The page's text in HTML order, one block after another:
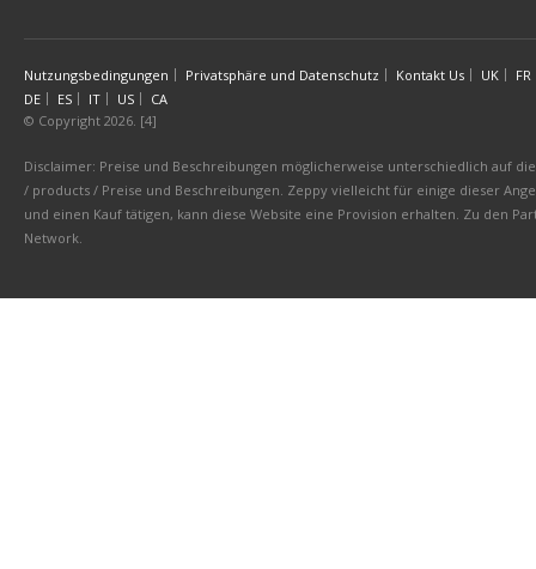
Nutzungsbedingungen Privatsphäre und Datenschutz Kontakt Us UK
FR
DE
ES IT US
CA
© Copyright 2026. [4]
Disclaimer: Preise und Beschreibungen möglicherweise unterschiedlich auf
/ products / Preise und Beschreibungen. Zeppy vielleicht für einige dieser
und einen Kauf tätigen, kann diese Website eine Provision erhalten. Zu den
Network.